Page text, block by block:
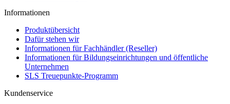
Informationen
Produktübersicht
Dafür stehen wir
Informationen für Fachhändler (Reseller)
Informationen für Bildungseinrichtungen und öffentliche
Unternehmen
SLS Treuepunkte-Programm
Kundenservice